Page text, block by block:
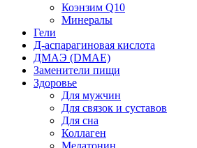
Коэнзим Q10
Минералы
Гели
Д-аспарагиновая кислота
ДМАЭ (DMAE)
Заменители пищи
Здоровье
Для мужчин
Для связок и суставов
Для сна
Коллаген
Мелатонин